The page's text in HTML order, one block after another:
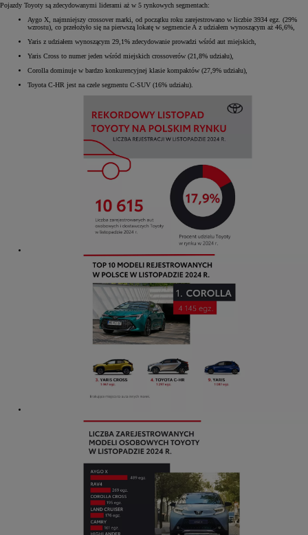
Pojazdy Toyoty są zdecydowanymi liderami aż w 5 rynkowych segmentach:
Aygo X, najmniejszy crossover marki, od początku roku zarejestrowano w liczbie 3934 egz. (29%
wzrostu), co przełożyło się na pierwszą lokatę w segmencie A z udziałem wynoszącym aż 46,6%,
Yaris z udziałem wynoszącym 29,1% zdecydowanie prowadzi wśród aut miejskich,
Yaris Cross to numer jeden wśród miejskich crossoverów (21,8% udziału),
Corolla dominuje w bardzo konkurencyjnej klasie kompaktów (27,9% udziału),
Toyota C-HR jest na czele segmentu C-SUV (16% udziału).